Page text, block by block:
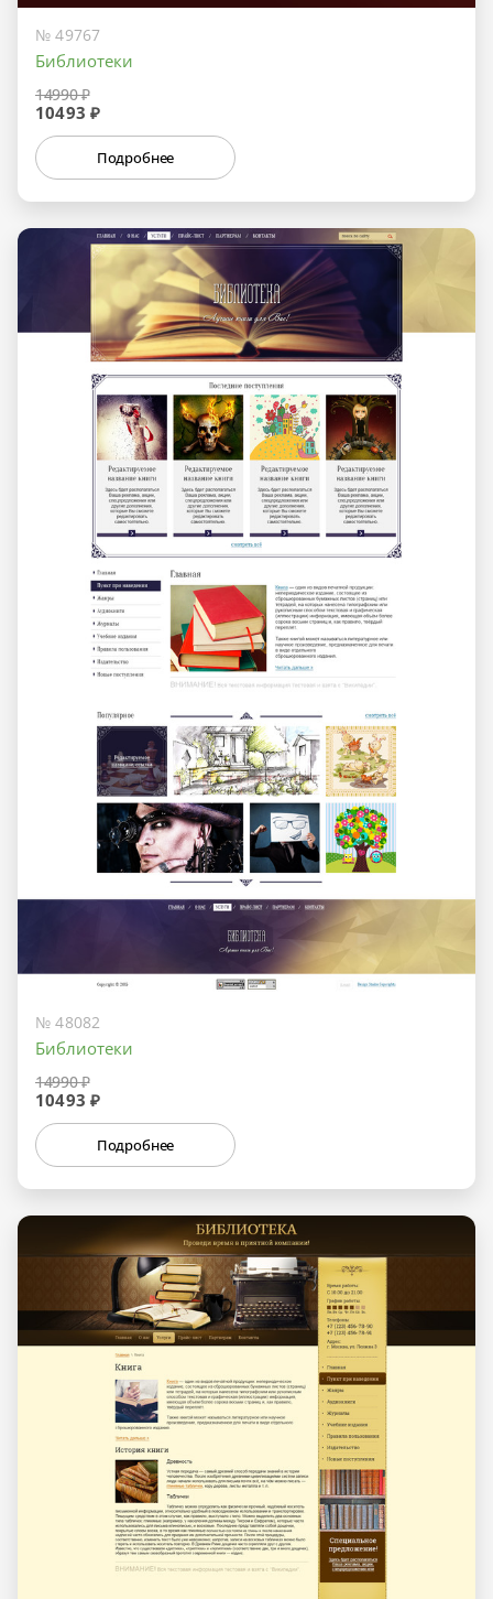
№ 49767
Библиотеки
14990 ₽
10493 ₽
Подробнее
№ 48082
Библиотеки
14990 ₽
10493 ₽
Подробнее